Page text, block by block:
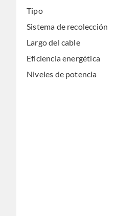
Tipo
Sistema de recolección
Largo del cable
Eficiencia energética
Niveles de potencia